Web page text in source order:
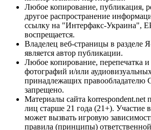
Любое копирование, публикация,
другое распространение
ссылку на "Интерфакс-Украина",
воспрещается.
Владелец веб-страницы в разделе
является автор публикации.
Любое копирование, перепечатка и
фотографий и/или
принадлежащих правообладателю
запрещено.
Материалы сайта korrespondent.net
лиц старше 21 года (21+). Участие
может вызвать игровую
правила (принципы)